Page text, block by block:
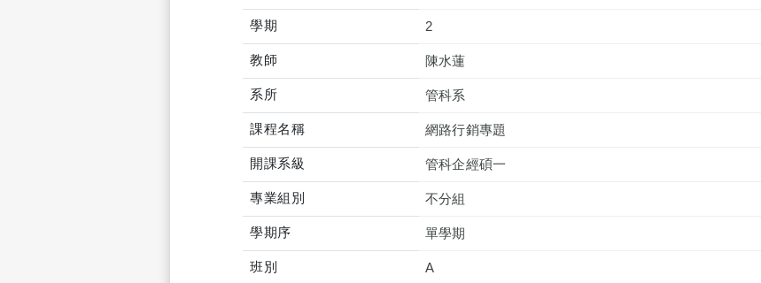
學期 2
教師 陳水蓮
系所 管科系
課程名稱 網路行銷專題
開課系級 管科企經碩一
專業組別 不分組
學期序 單學期
班別 A